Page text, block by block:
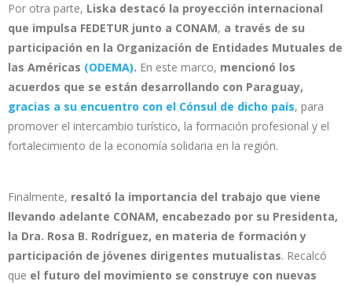
Por otra parte, Liska destacó la proyección internacional
que impulsa FEDETUR junto a CONAM, a través de su
participación en la Organización de Entidades Mutuales de
las Américas (ODEMA). En este marco, mencionó los
acuerdos que se están desarrollando con Paraguay,
gracias a su encuentro con el Cónsul de dicho país, para
promover el intercambio turístico, la formación profesional y el
fortalecimiento de la economía solidaria en la región.
Finalmente, resaltó la importancia del trabajo que viene
llevando adelante CONAM, encabezado por su Presidenta,
la Dra. Rosa B. Rodríguez, en materia de formación y
participación de jóvenes dirigentes mutualistas. Recalcó
que el futuro del movimiento se construye con nuevas